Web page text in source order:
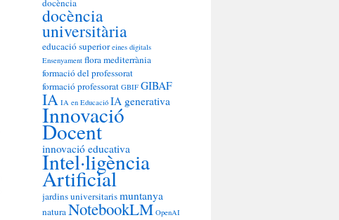
docència
docència
universitària
educació superior eines digitals
Ensenyament flora mediterrània
formació del professorat
formació professorat GBIF GIBAF
IA IA en Educació IA generativa
Innovació
Docent
innovació educativa
Intel·ligència
Artificial
jardins universitarismuntanya
naturaNotebookLM OpenAI